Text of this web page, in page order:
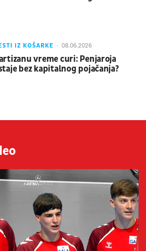
IZ KOŠARKE 08.06.2026
vreme curi: Penjaroja
bez kapitalnog pojačanja?